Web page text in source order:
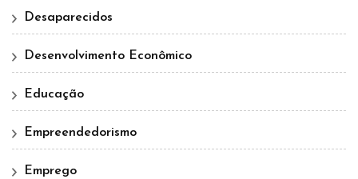
Desaparecidos
Desenvolvimento Econômico
Educação
Empreendedorismo
Emprego